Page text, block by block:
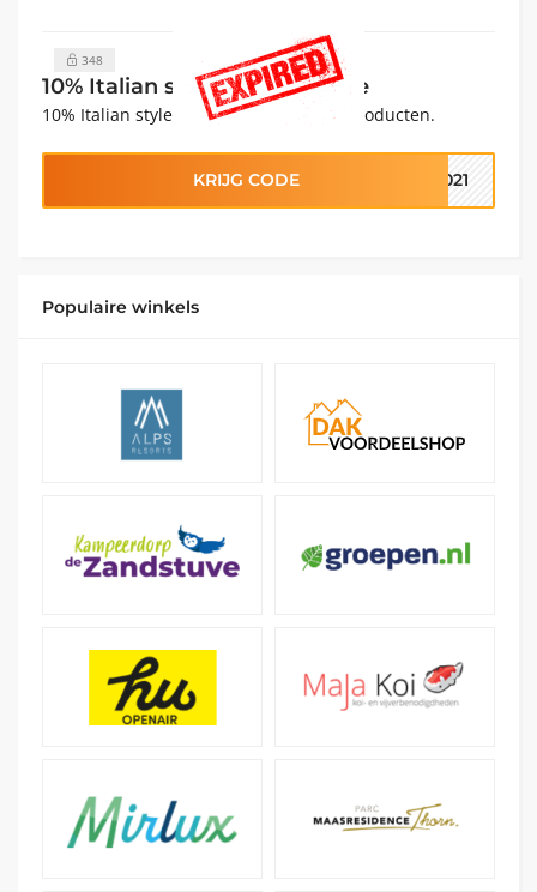
348
10% Italian style Kortingscode
10% Italian style Kortingscode op alle producten.
KRIJG CODE 2021
Populaire winkels